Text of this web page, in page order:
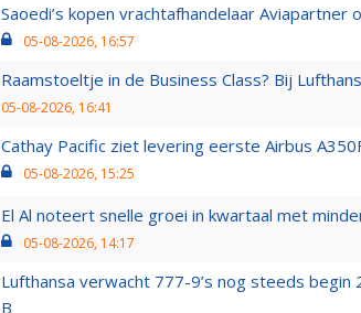
Saoedi’s kopen vrachtafhandelaar Aviapartner
05-08-2026, 16:57
Raamstoeltje in de Business Class? Bij
05-08-2026, 16:41
Cathay Pacific ziet levering eerste Airbus
05-08-2026, 15:25
El Al noteert snelle groei in kwartaal met
05-08-2026, 14:17
Lufthansa verwacht 777-9’s nog steeds
B